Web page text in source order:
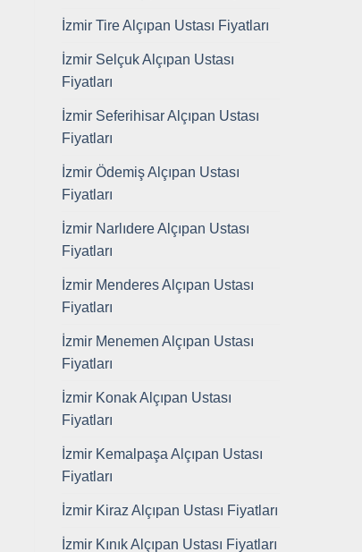
İzmir Tire Alçıpan Ustası Fiyatları
İzmir Selçuk Alçıpan Ustası
Fiyatları
İzmir Seferihisar Alçıpan Ustası
Fiyatları
İzmir Ödemiş Alçıpan Ustası
Fiyatları
İzmir Narlıdere Alçıpan Ustası
Fiyatları
İzmir Menderes Alçıpan Ustası
Fiyatları
İzmir Menemen Alçıpan Ustası
Fiyatları
İzmir Konak Alçıpan Ustası
Fiyatları
İzmir Kemalpaşa Alçıpan Ustası
Fiyatları
İzmir Kiraz Alçıpan Ustası Fiyatları
İzmir Kınık Alçıpan Ustası Fiyatları